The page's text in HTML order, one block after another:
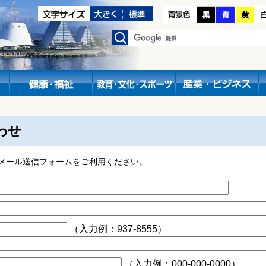
せ
ル送信フォームをご利用ください。
（入力例：937-8555）
（入力例：000-000-0000）